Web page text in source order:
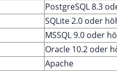
PostgreSQL 8.3
SQLite 2.0 oder
MSSQL 9.0 oder
Oracle 10.2 oder
Apache